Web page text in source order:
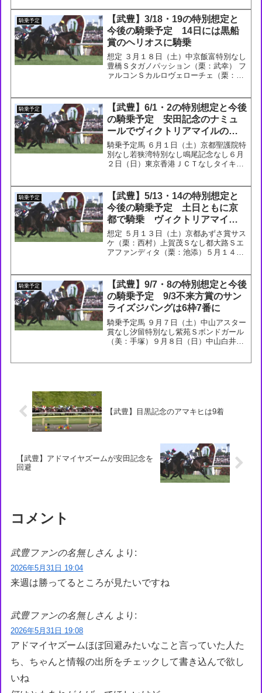
ジュンゴールド（栗・友道）花のみちS
ポルカリズム（栗・中内田...
騎乗予定
【武豊】3/18・19の特別想定と
今後の騎乗予定 14日には黒船
賞のヘリオスに騎乗
想定 ３月１８日（土）中京飯富特別なし
豊橋Ｓタガノパッション（栗：武幸） フ
ァルコンＳカルロヴェローチェ（栗：須
大賞典ゼーゲン（美：堀）今後の騎乗予
定 今後の騎乗予...
騎乗予定
【武豊】6/1・2の特別想定と今後
の騎乗予定 安田記念のナミュ
ールでヴィクトリアマイルの雪
辱を期待
騎乗予定馬 ６月１日（土）京都聖護院特
別なし若狭湾特別なし鳴尾記念なし６月
２日（日）東京香港ＪＣＴなしタイキシ
金井特別なし今後の騎乗予定 今後の騎乗
予定６月 １日（土）京...
騎乗予定
【武豊】5/13・14の特別想定と
今後の騎乗予定 土日ともに京
都で騎乗 ヴィクトリアマイル
に乗らない分固め勝ち期待した
い
想定 ５月１３日（土）京都あずさ賞サス
ケ（栗：西村）上賀茂Ｓなし都大路Ｓエ
アファンディタ（栗：池添）５月１４日
ージ（栗：野中）今後の騎乗予定 今後の
騎乗予定５月２０日（...
騎乗予定
【武豊】9/7・8の特別想定と今後
の騎乗予定 9/3不来方賞のサン
ライズジパングは6枠7番に
騎乗予定馬 ９月７日（土）中山アスター
賞なし汐留特別なし紫苑Ｓボンドガール
（美：手塚）９月８日（日）中山白井特
【武豊】目黒記念のアマキヒは9着
【武豊】アドマイヤズームが安田記念を
回避
コメント
武豊ファンの名無しさん より:
2026年5月31日 19:04
来週は勝ってるところが見たいですね
武豊ファンの名無しさん より:
2026年5月31日 19:08
アドマイヤズームほぼ回避みたいなこと言っていた人た
ち、ちゃんと情報の出所をチェックして書き込んで欲し
いね